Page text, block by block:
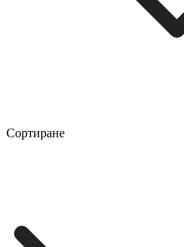
Сортиране